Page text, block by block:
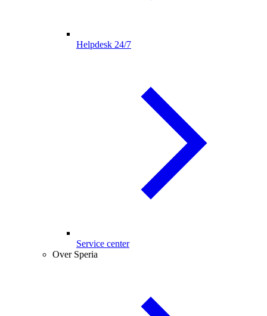
Helpdesk 24/7
Service center
Over Speria